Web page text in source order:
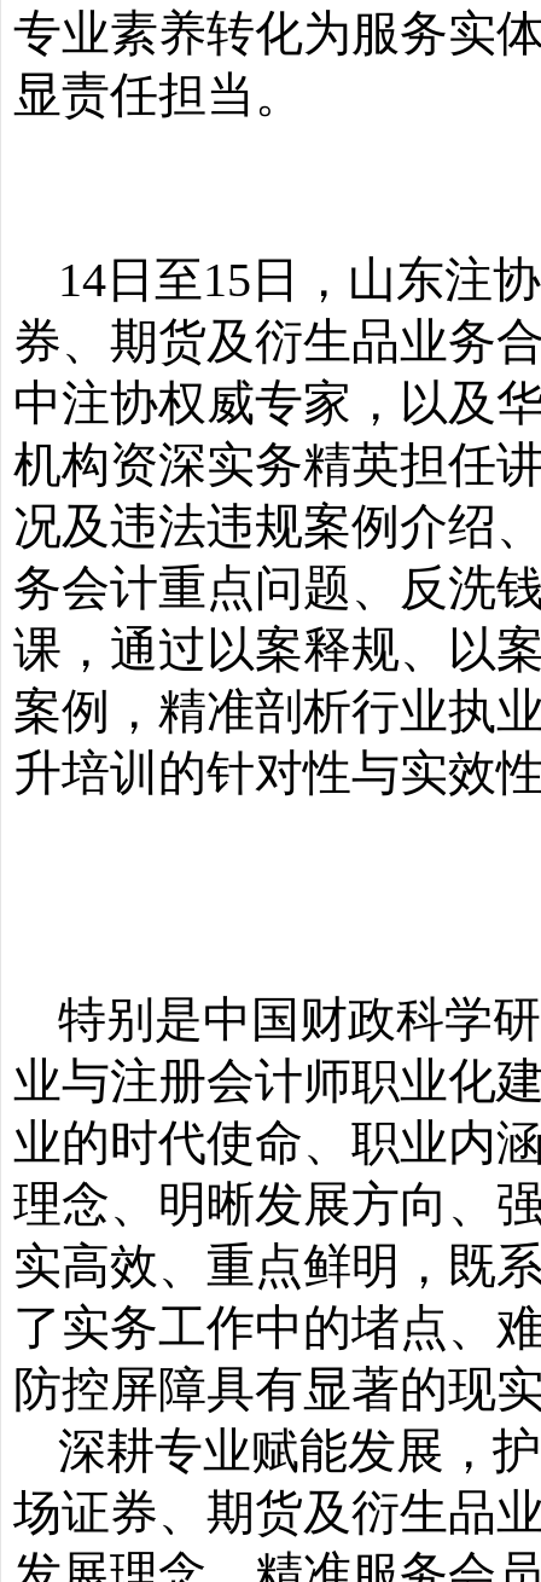
专业素养转化为服务实
显责任担当。
14日至15日，山东注
券、期货及衍生品业务
中注协权威专家，以及
机构资深实务精英担任
况及违法违规案例介绍
务会计重点问题、反洗
课，通过以案释规、以
案例，精准剖析行业执
升培训的针对性与实效
特别是中国财政科学
业与注册会计师职业化
业的时代使命、职业内
理念、明晰发展方向、
实高效、重点鲜明，既
了实务工作中的堵点、
防控屏障具有显著的现
深耕专业赋能发展，
场证券、期货及衍生品